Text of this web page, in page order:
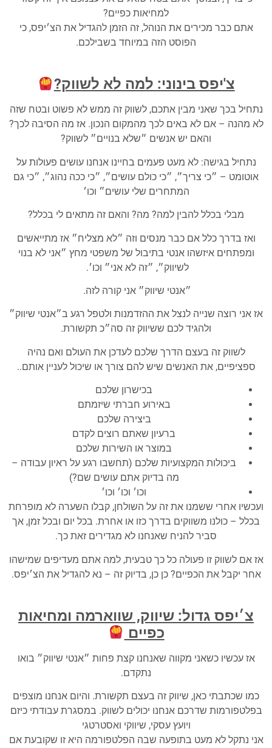
למחיאות כפיים?
אתם כבר מכירים את הנוהל, זה הזמן להגדיל את הצ׳יפס, כי
הפוסט הזה במיוחד בשבילכם.
צ'יפס בינוני: למה לא לשווק?
נתחיל בכך שאני מבין אתכם, לשווק זה ממש לא פשוט ובטח שזה
לא מהנה – אם לא באים לכך מהמקום הנכון. אז מה הסיבה לכך?
והאם יש אנשים ״שלא בנויים״ לשווק?
נתחיל בגישה: לא מעט פעמים בחיינו אנחנו עושים פעולות על
אוטומט – ״כי צריך״, ״כי כולם עושים״, ״כי ככה נהוג״, ״כי גם
המתחרים שלי עושים״ וכו׳
מבלי בכלל להבין למה? מה? והאם זה מתאים לי בכלל?
ואז בדרך כלל אם כבר מנסים וזה ״לא מצליח״ אז מתייאשים
ומפתחים איזשהו אנטי בתיבול של משפטי מחץ ״אני לא בנוי
לשיווק״, ״זה לא אני״ וכו׳.
״אנטי שיווק״ אני קורה לזה.
אז אני רוצה שנייה לנצל את ההזדמנות ולטפל רגע ב״אנטי שיווק״
ולהגיד לכם ששיווק זה סה״כ תקשורת.
לשווק זה בעצם הדרך שלכם לעדכן את העולם ואם נהיה
ספציפיים, את האנשים שיש להם צורך או שיכול לעניין אותם..
בכישרון שלכם
באירוע חברתי שיזמתם
ביצירה שלכם
ברעיון שאתם רוצים לקדם
במוצר או השירות שלכם
ביכולות המקצועיות שלכם (תחשבו רגע על ראיון עבודה –
מה בדיוק אתם עושים שם?)
וכו׳ וכו׳ וכו׳
ועכשיו אחרי ששמנו את זה על השולחן, קבלו השערה לא מופרחת
בכלל – כולנו משווקים בדרך כזו או אחרת. בכל יום ובכל זמן, אך
סביר להניח שאנחנו לא מגדירים זאת כך.
אז אם לשווק זו פעולה כל כך טבעית, למה אתם מעדיפים שמישהו
אחר יקבל את הכפיים? כן כן, בדיוק זה – נא להגדיל את הצ׳יפס.
צ׳יפס גדול: שיווק, שווארמה ומחיאות
כפיים
אז עכשיו כשאני מקווה שאנחנו קצת פחות ״אנטי שיווק״ בואו
נתקדם.
כמו שכתבתי כאן, שיווק זה בעצם תקשורת. והיום אנחנו מוצפים
בפלטפורמות שדרכם אנחנו יכולים לשווק. במסגרת עבודתי כיזם
ויועץ עסקי, שיווקי ואסטרטגי
אני נתקל לא מעט בתופעה שבה הפלטפורמה היא זו שקובעת אם